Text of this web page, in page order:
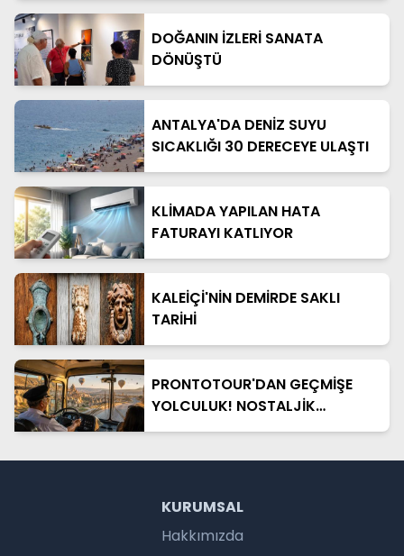
DOĞANIN İZLERİ SANATA
DÖNÜŞTÜ
ANTALYA'DA DENİZ SUYU
SICAKLIĞI 30 DERECEYE ULAŞTI
KLİMADA YAPILAN HATA
FATURAYI KATLIYOR
KALEİÇİ'NİN DEMİRDE SAKLI
TARİHİ
PRONTOTOUR'DAN GEÇMİŞE
YOLCULUK! NOSTALJİK
OTOBÜSLÜ KAPADOKYA TURU
KURUMSAL
Hakkımızda